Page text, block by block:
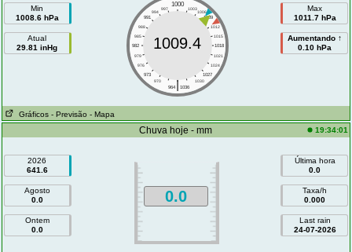
Min
1008.6 hPa
Atual
29.81 inHg
1000
997 1003
994
1006
991
1009
988
1012
985
1015
982
1018
979
1021
976
1024
973
1027
970
1030
|
964 1036
1009.4
Max
1011.7 hPa
Aumentando ↑
0.10 hPa
Gráficos - Previsão - Mapa
Chuva hoje - mm 19:34:01
2026
641.6
Agosto
0.0
Ontem
0.0
0.0
Última hora
0.0
Taxa/h
0.000
Last rain
24-07-2026